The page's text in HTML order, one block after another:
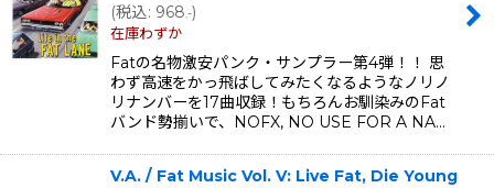
(税込: 968.-)
在庫わずか
Fatの名物激安パンク・サンプラー第4弾！！ 思
わず高速をかっ飛ばしてみたくなるようなノリノ
リナンバーを17曲収録！もちろんお馴染みのFat
バンド勢揃いで、NOFX, NO USE FOR A NA…
V.A. / Fat Music Vol. V: Live Fat, Die Young